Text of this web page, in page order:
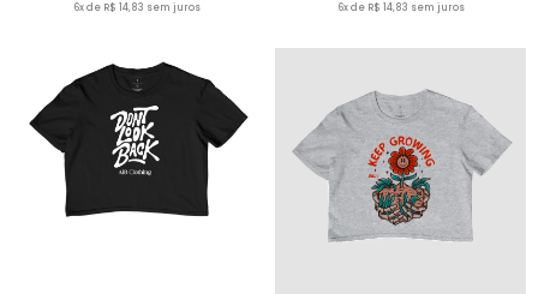
6x de R$ 14,83 sem juros 6x de R$ 14,83 sem juros